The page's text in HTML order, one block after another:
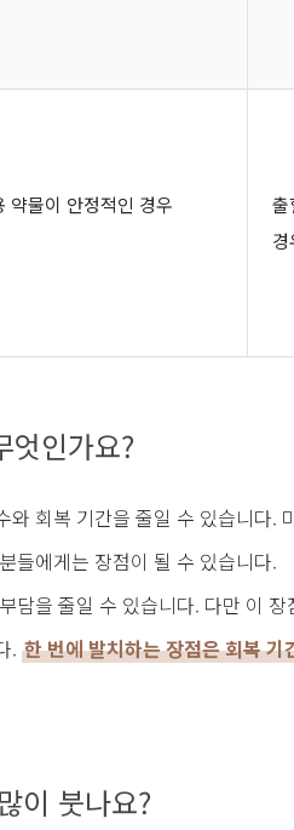
약물이 안정적인 경우
출
경
엇인가요?
회복 기간을 줄일 수 있습니다.
들에게는 장점이 될 수 있습니다.
담을 줄일 수 있습니다. 다만 이
. 한 번에 발치하는 장점은 회복
이 붓나요?